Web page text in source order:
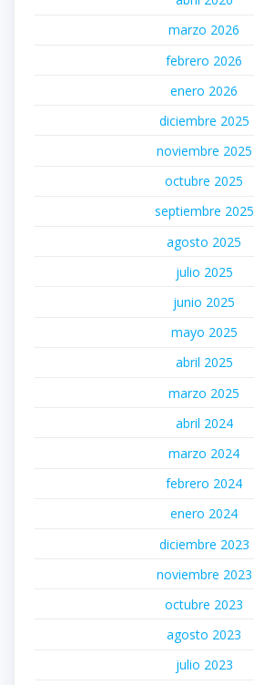
marzo 2026
febrero 2026
enero 2026
diciembre 2025
noviembre 2025
octubre 2025
septiembre 2025
agosto 2025
julio 2025
junio 2025
mayo 2025
abril 2025
marzo 2025
abril 2024
marzo 2024
febrero 2024
enero 2024
diciembre 2023
noviembre 2023
octubre 2023
agosto 2023
julio 2023